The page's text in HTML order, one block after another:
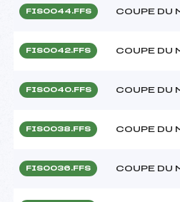
FIS0044.FFS COUPE DU
FIS0042.FFS COUPE DU
FIS0040.FFS COUPE DU
FIS0038.FFS COUPE DU
FIS0036.FFS COUPE DU